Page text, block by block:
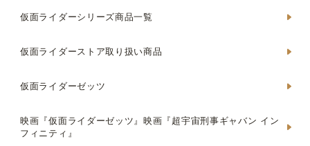
仮面ライダーシリーズ商品一覧
仮面ライダーストア取り扱い商品
仮面ライダーゼッツ
映画『仮面ライダーゼッツ』映画『超宇宙刑事ギャバン イン
フィニティ』